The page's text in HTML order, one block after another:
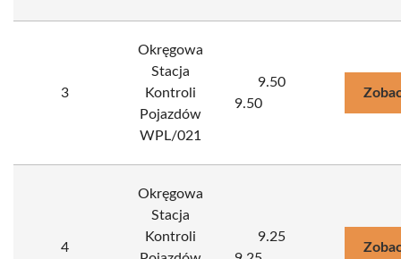
3
Okręgowa
Stacja
Kontroli
Pojazdów
WPL/021
9.50
9.50
4
Okręgowa
Stacja
Kontroli
9.25